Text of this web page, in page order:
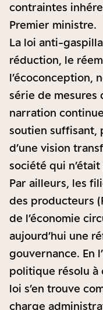
contraintes
Premier ministre.
La loi anti-
réduction, le
l’écoconception,
série de mesures
narration
soutien suffisant,
d’une vision
société qui
Par ailleurs, les
des producteurs
de l’économie
aujourd’hui une
gouvernance. En
politique résolu à
loi s’en trouve
charge